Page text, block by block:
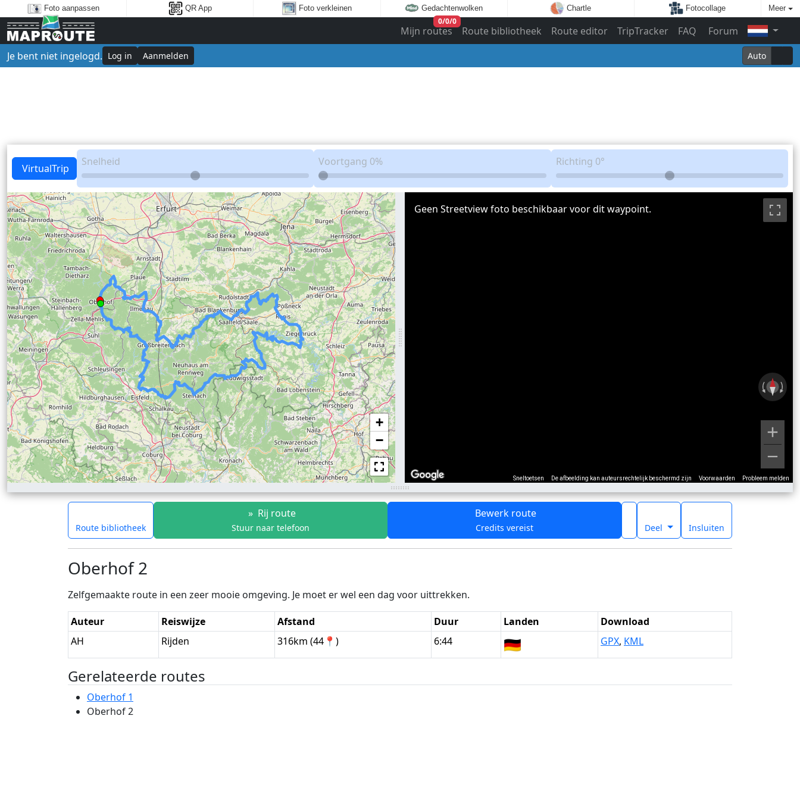
Foto aanpassen QR App Foto verkleinen Gedachtenwolken Chartle Fotocollage Meer
Mijn routes
0/0/0
Route bibliotheek Route editor TripTracker FAQ
Forum
Je bent niet ingelogd. Log in Aanmelden Auto
VirtualTrip
Snelheid Voortgang 0% Richting 0°
+
−
Sneltoetsen De afbeelding kan auteursrechtelijk beschermd zijn Voorwaarden Probleem melden
Geen Streetview foto beschikbaar voor dit waypoint.
Route bibliotheek
» Rij route
Stuur naar telefoon
Bewerk route
Credits vereist Deel Insluiten
Oberhof 2
Zelfgemaakte route in een zeer mooie omgeving. Je moet er wel een dag voor uittrekken.
Auteur Reiswijze Afstand Duur Landen
Download
AH
Rijden 316km (44📍) 6:44 🇩🇪 GPX, KML
Gerelateerde routes
Oberhof 1
Oberhof 2